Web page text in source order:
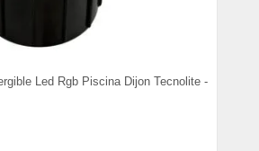
Led Rgb Piscina Dijon Tecnolite -